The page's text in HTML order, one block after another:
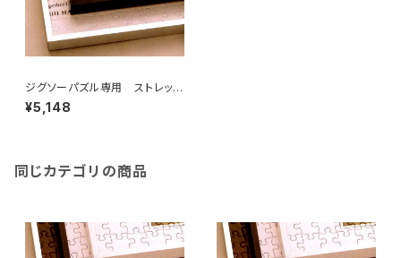
ジグソーパズル専用 ストレッチ
ライン 540×850ミリ （15ボ)
¥5,148
同じカテゴリの商品